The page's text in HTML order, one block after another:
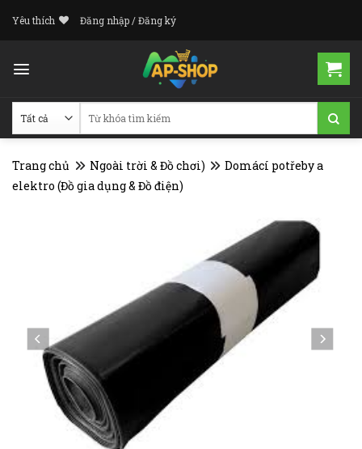
Yêu thích Đăng nhập / Đăng ký
Trang chủ Ngoài trời & Đồ chơi)
Domácí potřeby a
elektro (Đồ gia dụng & Đồ điện)